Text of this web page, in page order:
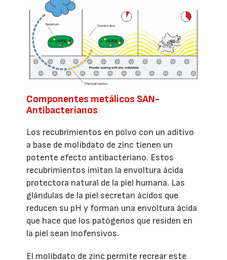
Componentes metálicos SAN-
Antibacterianos
Los recubrimientos en polvo con un aditivo
a base de molibdato de zinc tienen un
potente efecto antibacteriano. Estos
recubrimientos imitan la envoltura ácida
protectora natural de la piel humana. Las
glándulas de la piel secretan ácidos que
reducen su pH y forman una envoltura ácida
que hace que los patógenos que residen en
la piel sean inofensivos.
El molibdato de zinc permite recrear este